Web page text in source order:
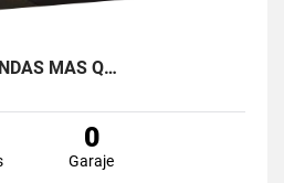
MAS Q…
0
Garaje